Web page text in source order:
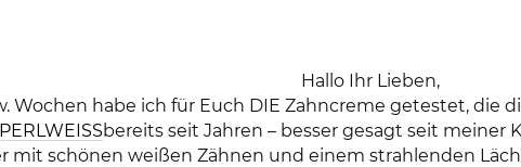
Hallo Ihr Lieben,
Wochen habe ich für Euch DIE Zahncreme getestet, die
PERLWEISSbereits seit Jahren – besser gesagt seit meiner
mit schönen weißen Zähnen und einem strahlenden